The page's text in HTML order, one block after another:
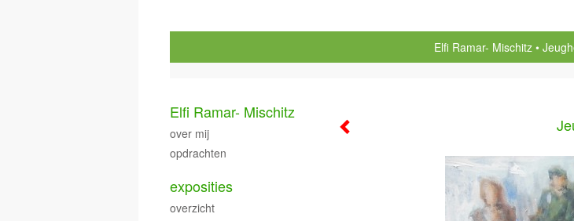
Elfi Ramar- Mischitz
Elfi Ramar- Mischitz
over mij
opdrachten
exposities
overzicht